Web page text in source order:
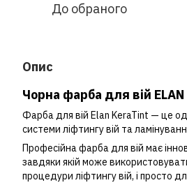
До обраного
Опис
Чорна фарба для вій
Фарба для вій Elan KeraTint — це
системи ліфтингу вій та
Професійна фарба для вій має
завдяки якій може
процедури ліфтингу вій, і просто